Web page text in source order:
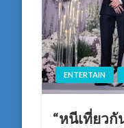
ENTERTAIN
“หนีเที่ยว